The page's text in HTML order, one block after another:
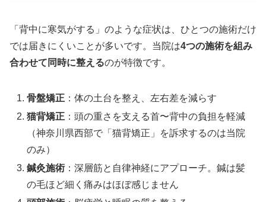
「背中に寒気がする」のような症状は、ひとつの施術だけ
では届きにくいことが多いです。当院は4つの施術を組み
合わせて同時に整えるのが特徴です。
骨盤矯正 ：体の土台を整え、左右差を減らす
猫背矯正 ：頭の重さを支える首〜背中の負担を軽減
（神奈川県西部で「猫背矯正」を訴求するのは当院
のみ）
鍼灸施術 ：深層筋と自律神経にアプローチ。鍼は髪
の毛ほど細く痛みはほぼ感じません